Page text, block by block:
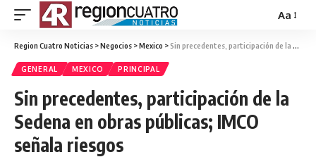
Aa
Region Cuatro Noticias >Negocios >Mexico >Sin precedentes, participación de la Sedena en obras públicas; IMCO señala riesgos
GENERAL MEXICO PRINCIPAL
Sin precedentes, participación de la
Sedena en obras públicas; IMCO
señala riesgos